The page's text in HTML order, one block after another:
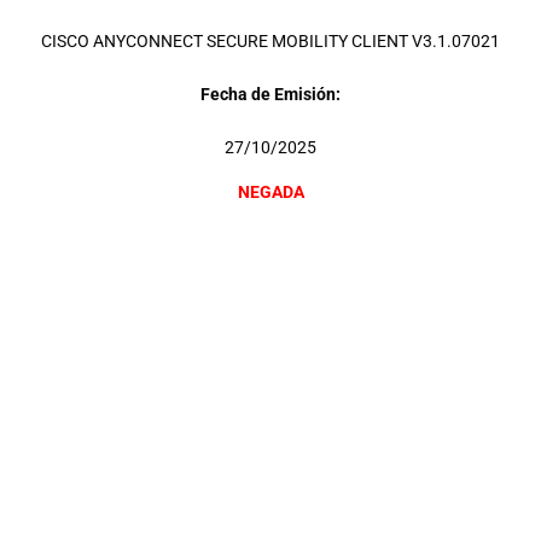
CISCO ANYCONNECT SECURE MOBILITY CLIENT V3.1.07021
Fecha de Emisión:
27/10/2025
NEGADA